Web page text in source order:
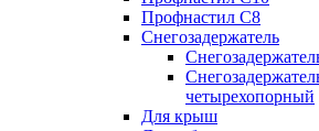
Профнастил С8
Снегозадержатель
четырехопорный
Для крыш